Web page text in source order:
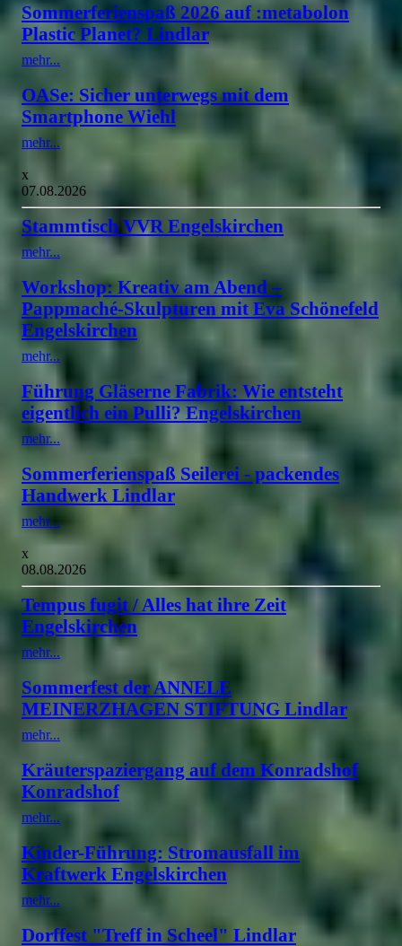
Sommerferienspaß 2026 auf :metabolon
Plastic Planet? Lindlar
mehr...
OASe: Sicher unterwegs mit dem
Smartphone Wiehl
mehr...
x
07.08.2026
Stammtisch VVR Engelskirchen
mehr...
Workshop: Kreativ am Abend –
Pappmaché-Skulpturen mit Eva Schönefeld
Engelskirchen
mehr...
Führung Gläserne Fabrik: Wie entsteht
eigentlich ein Pulli? Engelskirchen
mehr...
Sommerferienspaß Seilerei - packendes
Handwerk Lindlar
mehr...
x
08.08.2026
Tempus fugit / Alles hat ihre Zeit
Engelskirchen
mehr...
Sommerfest der ANNELE
MEINERZHAGEN STIFTUNG Lindlar
mehr...
Kräuterspaziergang auf dem Konradshof
Konradshof
mehr...
Kinder-Führung: Stromausfall im
Kraftwerk Engelskirchen
mehr...
Dorffest "Treff in Scheel" Lindlar